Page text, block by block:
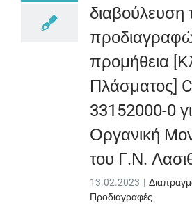
διαβούλευση
προμήθεια
Πλάσματος]
33152000-0
Οργανική
του Γ.Ν.
13.02.2023 |
Προδιαγραφές